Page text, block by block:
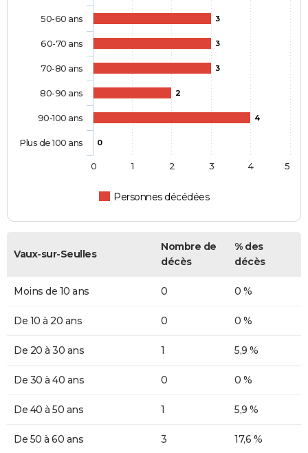
3
3
3
2
4
0
Personnes décédées
50-60 ans
60-70 ans
70-80 ans
80-90 ans
90-100 ans
Plus de 100 ans
0 1 2 3 4 5
Vaux-sur-Seulles
Nombre de
décès
% des
décès
Moins de 10 ans 0 0 %
De 10 à 20 ans 0 0 %
De 20 à 30 ans 1 5,9 %
De 30 à 40 ans 0 0 %
De 40 à 50 ans 1 5,9 %
De 50 à 60 ans 3 17,6 %